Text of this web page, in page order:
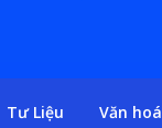
Tư Liệu Văn hoá